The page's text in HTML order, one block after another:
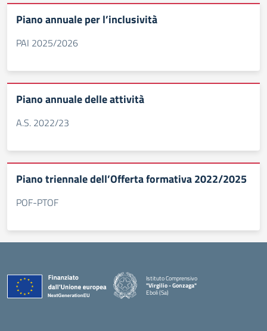
Piano annuale per l’inclusività
PAI 2025/2026
Piano annuale delle attività
A.S. 2022/23
Piano triennale dell’Offerta formativa 2022/2025
POF-PTOF
Istituto Comprensivo
"Virgilio - Gonzaga"
Eboli (Sa)